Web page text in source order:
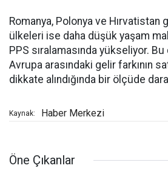
Romanya, Polonya ve Hırvatistan
ülkeleri ise daha düşük yaşam
PPS sıralamasında yükseliyor.
Avrupa arasındaki gelir farkının
dikkate alındığında bir ölçüde
Kaynak: Haber Merkezi
Öne Çıkanlar